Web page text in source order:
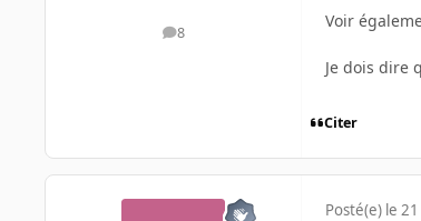
8
messages
Voir
Je dois dire
Citer
Posté(e) le